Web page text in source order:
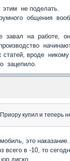
не поделать.
общения
завал на работе,
статей, вроде
зацепило.
купил и теперь
это наказание...
всего в -10, то
диско.